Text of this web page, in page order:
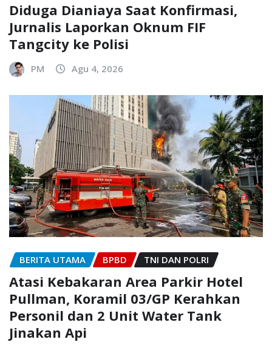
Diduga Dianiaya Saat Konfirmasi,
Jurnalis Laporkan Oknum FIF
Tangcity ke Polisi
PM Agu 4, 2026
BERITA UTAMA BPBD TNI DAN POLRI
Atasi Kebakaran Area Parkir Hotel
Pullman, Koramil 03/GP Kerahkan
Personil dan 2 Unit Water Tank
Jinakan Api